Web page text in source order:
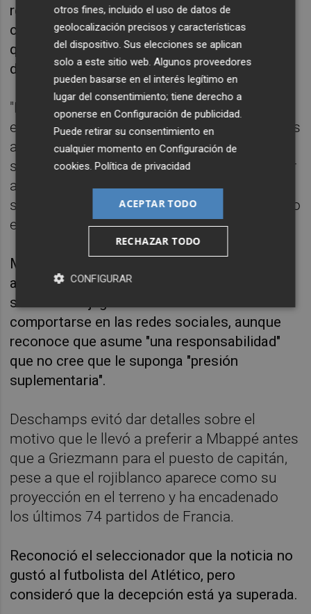
repartirá responsabilidades, como las
comparecencias ante la prensa, para evitar
que todo quede ensombrecido por su
dimensión.
"No quiero monopolizar todo el espacio de
este equipo. Cuando hemos ido todos juntos
a por algo es cuando hemos brillado más",
señaló el delantero, orgulloso de representar
a una nueva generación que va a marcar la
selección francesa subcampeona del mundo
en el pasado Mundial.
Mbappé, que pretende ser "un capitán que
aglutina", no espera que el brazalete cambie
su forma de jugar ni su manera de
comportarse en las redes sociales, aunque
reconoce que asume "una responsabilidad"
que no cree que le suponga "presión
suplementaria".
Deschamps evitó dar detalles sobre el
motivo que le llevó a preferir a Mbappé antes
que a Griezmann para el puesto de capitán,
pese a que el rojiblanco aparece como su
proyección en el terreno y ha encadenado
los últimos 74 partidos de Francia.
Reconoció el seleccionador que la noticia no
gustó al futbolista del Atlético, pero
consideró que la decepción está ya superada.
otros fines, incluido el uso de datos de
geolocalización precisos y características
del dispositivo. Sus elecciones se aplican
solo a este sitio web. Algunos proveedores
pueden basarse en el interés legítimo en
lugar del consentimiento; tiene derecho a
oponerse enConfiguración de publicidad
Puede retirar su consentimiento en
cualquier momento enConfiguración de
cookies .Política de privacidad
ACEPTAR TODO
RECHAZAR TODO
CONFIGURAR